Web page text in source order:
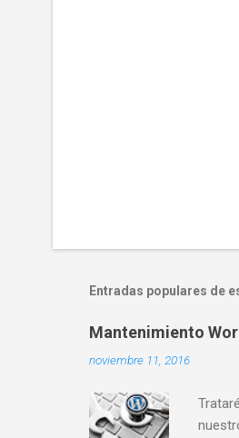
Entradas populares de
Mantenimiento
noviembre 11, 2016